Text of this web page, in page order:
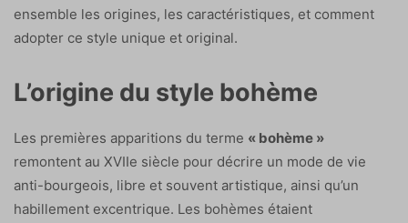
ensemble les origines, les caractéristiques, et comment
adopter ce style unique et original.
L’origine du style bohème
Les premières apparitions du terme « bohème »
remontent au XVIIe siècle pour décrire un mode de vie
anti-bourgeois, libre et souvent artistique, ainsi qu’un
habillement excentrique. Les bohèmes étaient